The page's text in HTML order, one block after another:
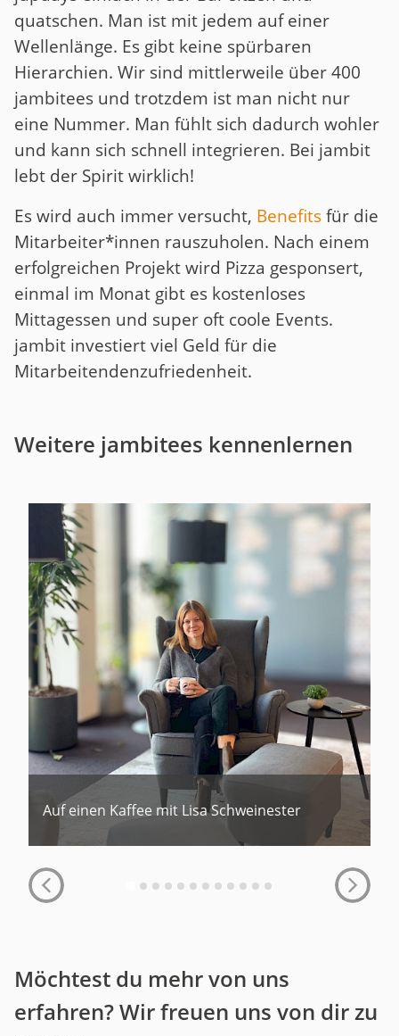
quatschen. Man ist mit jedem auf einer
Wellenlänge. Es gibt keine spürbaren
Hierarchien. Wir sind mittlerweile über 400
jambitees und trotzdem ist man nicht nur
eine Nummer. Man fühlt sich dadurch wohler
und kann sich schnell integrieren. Bei jambit
lebt der Spirit wirklich!
Es wird auch immer versucht, Benefitsfür die
Mitarbeiter*innen rauszuholen. Nach einem
erfolgreichen Projekt wird Pizza gesponsert,
einmal im Monat gibt es kostenloses
Mittagessen und super oft coole Events.
jambit investiert viel Geld für die
Mitarbeitendenzufriedenheit.
Weitere jambitees kennenlernen
Auf einen Kaffee mit Lisa Schweinester
Möchtest du mehr von uns
erfahren? Wir freuen uns von dir zu